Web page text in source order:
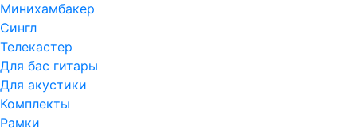
Минихамбакер
Сингл
Телекастер
Для бас гитары
Для акустики
Комплекты
Рамки